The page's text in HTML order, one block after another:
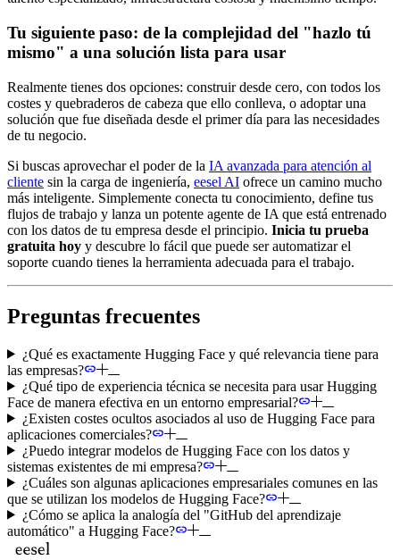
Tu siguiente paso: de la complejidad del "hazlo tú
mismo" a una solución lista para usar
Realmente tienes dos opciones: construir desde cero, con todos los
costes y quebraderos de cabeza que ello conlleva, o adoptar una
solución que fue diseñada desde el primer día para las necesidades
de tu negocio.
Si buscas aprovechar el poder de la IA avanzada para atención al
cliente sin la carga de ingeniería, eesel AI ofrece un camino mucho
más inteligente. Simplemente conecta tu conocimiento, define tus
flujos de trabajo y lanza un potente agente de IA que está entrenado
con los datos de tu empresa desde el principio. Inicia tu prueba
gratuita hoy y descubre lo fácil que puede ser automatizar el
soporte cuando tienes la herramienta adecuada para el trabajo.
Preguntas frecuentes
¿Qué es exactamente Hugging Face y qué relevancia tiene para
las empresas?
¿Qué tipo de experiencia técnica se necesita para usar Hugging
Face de manera efectiva en un entorno empresarial?
¿Existen costes ocultos asociados al uso de Hugging Face para
aplicaciones comerciales?
¿Puedo integrar modelos de Hugging Face con los datos y
sistemas existentes de mi empresa?
¿Cuáles son algunas aplicaciones empresariales comunes en las
que se utilizan los modelos de Hugging Face?
¿Cómo se aplica la analogía del "GitHub del aprendizaje
automático" a Hugging Face?